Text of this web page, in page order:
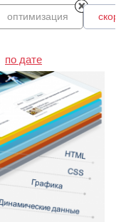
оптимизация
по дате